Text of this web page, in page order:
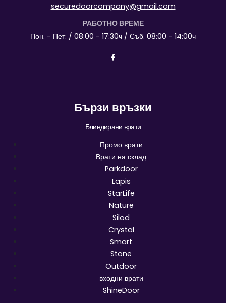
securedoorcompany@gmail.com
РАБОТНО ВРЕМЕ
Пон. - Пет. / 08:00 - 17:30ч / Съб. 08:00 - 14:00ч
Бързи връзки
Блиндирани врати
Промо врати
Врати на склад
Parkdoor
Lapis
StarLife
Nature
Silod
Crystal
Smart
Stone
Outdoor
входни врати
ShineDoor